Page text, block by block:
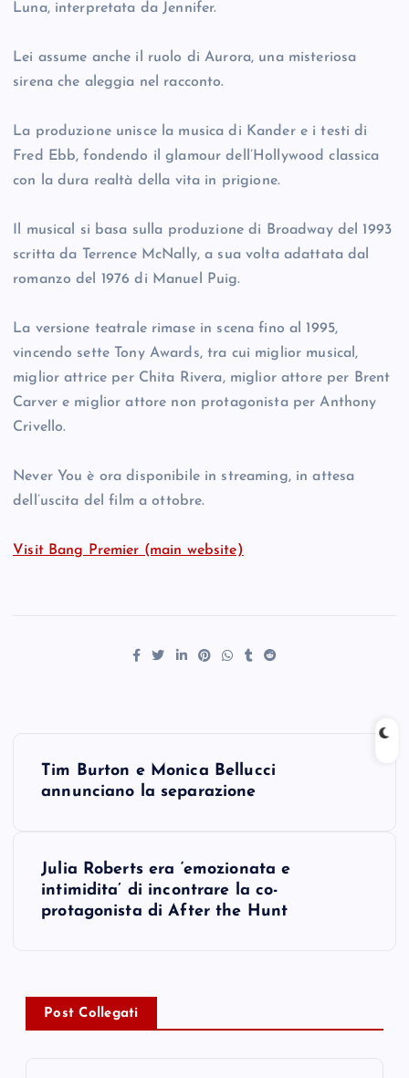
Luna, interpretata da Jennifer.
Lei assume anche il ruolo di Aurora, una misteriosa
sirena che aleggia nel racconto.
La produzione unisce la musica di Kander e i testi di
Fred Ebb, fondendo il glamour dell’Hollywood classica
con la dura realtà della vita in prigione.
Il musical si basa sulla produzione di Broadway del 1993
scritta da Terrence McNally, a sua volta adattata dal
romanzo del 1976 di Manuel Puig.
La versione teatrale rimase in scena fino al 1995,
vincendo sette Tony Awards, tra cui miglior musical,
miglior attrice per Chita Rivera, miglior attore per Brent
Carver e miglior attore non protagonista per Anthony
Crivello.
Never You è ora disponibile in streaming, in attesa
dell’uscita del film a ottobre.
Visit Bang Premier (main website)
v
Tim Burton e Monica Bellucci
annunciano la separazione
Julia Roberts era ‘emozionata e
intimidita’ di incontrare la co-
protagonista di After the Hunt
Post Collegati